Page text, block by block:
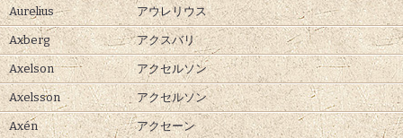
Aurelius アウレリウス
Axberg アクスバリ
Axelson アクセルソン
Axelsson アクセルソン
Axén アクセーン